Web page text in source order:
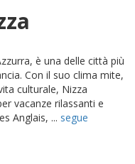
è una delle città più
Con il suo clima mite,
culturale, Nizza
vacanze rilassanti e
Anglais, ... segue